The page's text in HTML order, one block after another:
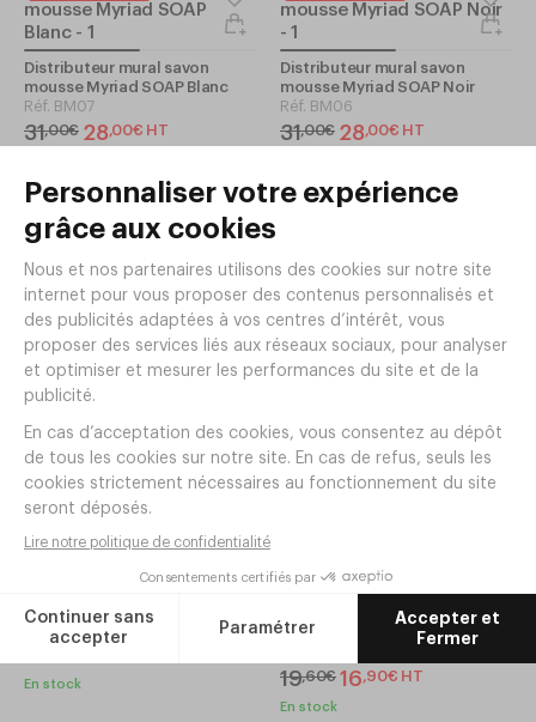
Distributeur mural savon
mousse Myriad SOAP Blanc
Réf. BM07
31,00€ 28,00€ HT
Distributeur mural savon
mousse Myriad SOAP Noir
Réf. BM06
31,00€ 28,00€ HT
Distributeur mural
économique SOAP Blanc
Réf. BM05
19,80€ HT
En stock
Bidon 4L SOAP pour savon
mousse BM01
Réf. BM03
6 , 90€ HT
500ml SOAP
En stock
Flacon 100ml à diluer pour 4L
de savon mousse SOAP
19,60€ 16,90€ HT
En stock